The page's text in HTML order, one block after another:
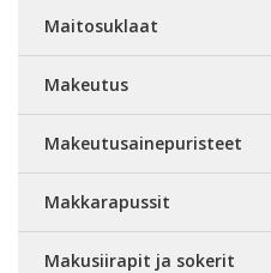
Maitosuklaat
Makeutus
Makeutusainepuristeet
Makkarapussit
Makusiirapit ja sokerit